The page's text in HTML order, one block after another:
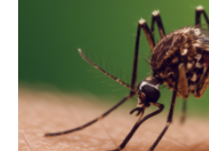
Grünalgen, die vor
lebten. Unter den Vorfahren
die noch heute in der Natur
Süßwasseralge
dieser Gruppe bilden aus
mit scheibenförmiger
nächsten…